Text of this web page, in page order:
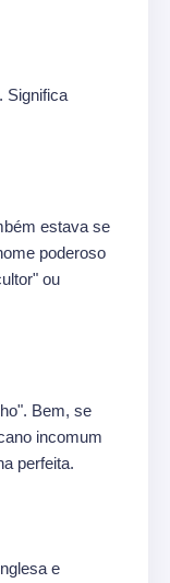
Significa
estava se
poderoso
ou
Bem, se
incomum
perfeita.
e